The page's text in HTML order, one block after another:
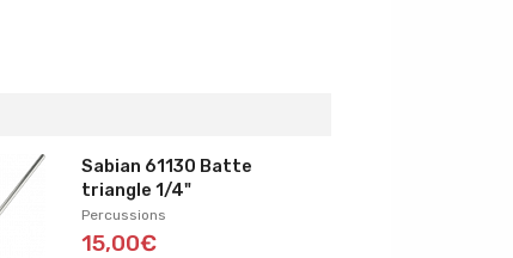
Sabian 61130 Batte
triangle 1/4"
Percussions
15,00€